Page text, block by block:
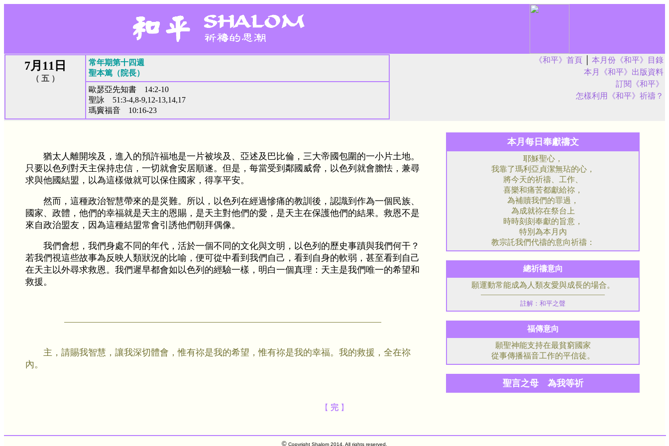
7月11日
（ 五 ）
常年期第十四週
聖本篤（院長）
歐瑟亞先知書 14:2-10
聖詠 51:3-4,8-9,12-13,14,17
瑪竇福音 10:16-23
《和平》首頁
本月份《和平》目錄
本月《和平》出版資料
訂閱《和平》
怎樣利用《和平》祈禱？
猶太人離開埃及，進入的預許福地是一片被埃及、亞述及巴比倫，三大帝國包圍的一小片土地。
只要以色列對天主保持忠信，一切就會安居順遂。但是，每當受到鄰國威脅，以色列就會膽怯，兼尋
求與他國結盟，以為這樣做就可以保住國家，得享平安。
然而，這種政治智慧帶來的是災難。所以，以色列在經過慘痛的教訓後，認識到作為一個民族、
國家、政體，他們的幸福就是天主的恩賜，是天主對他們的愛，是天主在保護他們的結果。救恩不是
來自政治盟友，因為這種結盟常會引誘他們朝拜偶像。
我們會想，我們身處不同的年代，活於一個不同的文化與文明，以色列的歷史事蹟與我們何干？
若我們視這些故事為反映人類狀況的比喻，便可從中看到我們自己，看到自身的軟弱，甚至看到自己
在天主以外尋求救恩。我們遲早都會如以色列的經驗一樣，明白一個真理：天主是我們唯一的希望和
救援。
主，請賜我智慧，讓我深切體會，惟有祢是我的希望，惟有祢是我的幸福。我的救援，全在祢
內。
本月每日奉獻禱文
耶穌聖心，
我靠了瑪利亞貞潔無玷的心，
將今天的祈禱、工作、
喜樂和痛苦都獻給祢，
為補贖我們的罪過，
為成就祢在祭台上
時時刻刻奉獻的旨意，
特別為本月內
教宗託我們代禱的意向祈禱：
總祈禱意向
願運動常能成為人類友愛與成長的場合。
註解：和平之聲
福傳意向
願聖神能支持在最貧窮國家
從事傳播福音工作的平信徒。
聖言之母 為我等祈
【 完 】
© Copyright Shalom 2014. All rights reserved.